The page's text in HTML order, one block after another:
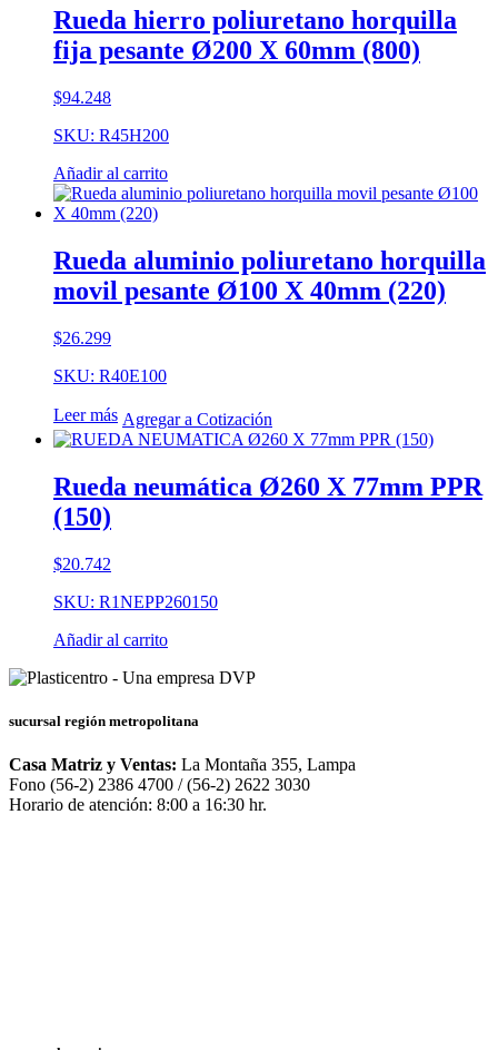
Rueda hierro poliuretano horquilla
fija pesante Ø200 X 60mm (800)
$94.248
SKU: R45H200
Añadir al carrito
Rueda aluminio poliuretano horquilla
movil pesante Ø100 X 40mm (220)
$26.299
SKU: R40E100
Leer más Agregar a Cotización
Rueda neumática Ø260 X 77mm PPR
(150)
$20.742
SKU: R1NEPP260150
Añadir al carrito
sucursal región metropolitana
Casa Matriz y Ventas: La Montaña 355, Lampa
Fono (56-2) 2386 4700 / (56-2) 2622 3030
Horario de atención: 8:00 a 16:30 hr.